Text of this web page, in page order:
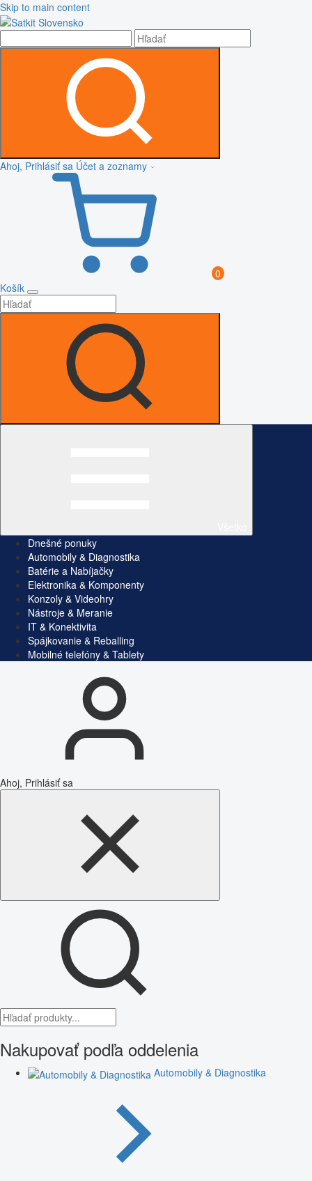
Skip to main content
Ahoj, Prihlásiť sa Účet a zoznamy
0
Košík
Dnešné ponuky
Automobily & Diagnostika
Batérie a Nabíjačky
Elektronika & Komponenty
Konzoly & Videohry
Nástroje & Meranie
IT & Konektivita
Spájkovanie & Reballing
Mobilné telefóny & Tablety
Ahoj, Prihlásiť sa
Nakupovať podľa oddelenia
Automobily & Diagnostika